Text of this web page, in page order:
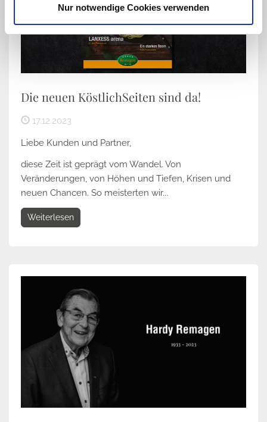
Nur notwendige Cookies verwenden
Die neuen KöstlichSeiten sind da!
17.12.2023
Liebe Kunden und Partner,
diese Zeit ist geprägt vom Wandel. Von
Veränderungen, von Höhen und Tiefen, Krisen und
neuen Chancen. So meisterten wir...
Weiterlesen